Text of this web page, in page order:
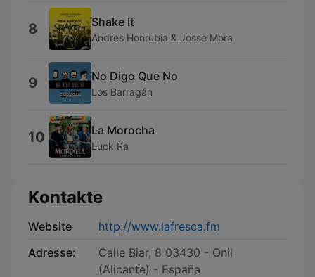
8 Shake It
Andres Honrubia & Josse Mora
9 No Digo Que No
Los Barragán
10 La Morocha
Luck Ra
Kontakte
Website
http://www.lafresca.fm
Adresse:
Calle Biar, 8 03430 - Onil
(Alicante) - España